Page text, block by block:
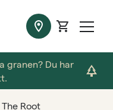
location_on shopping_cart
granen? Du har
park
Root